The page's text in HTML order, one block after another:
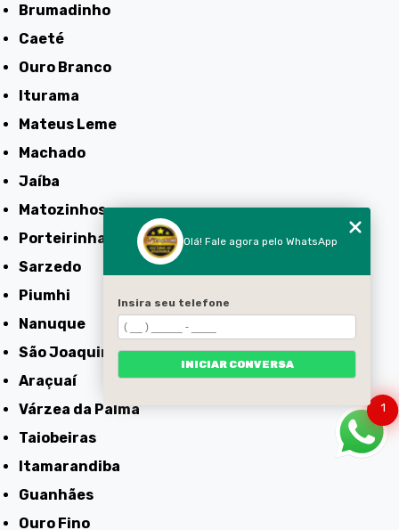
Brumadinho
Caeté
Ouro Branco
Iturama
Mateus Leme
Machado
Jaíba
Matozinhos
Porteirinha
Sarzedo
Piumhi
Nanuque
São Joaquim de Bicas
Araçuaí
Várzea da Palma
Taiobeiras
Itamarandiba
Guanhães
Ouro Fino
1
Olá! Fale agora pelo WhatsApp
Insira seu telefone
INICIAR CONVERSA